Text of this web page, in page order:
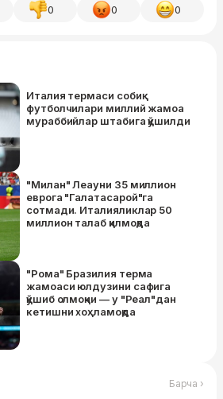
0 0 0
Италия термаси собиқ
футболчилари миллий жамоа
мураббийлар штабига қўшилди
"Милан" Леауни 35 миллион
еврога "Галатасарой"га
сотмади. Италияликлар 50
миллион талаб қилмоқда
"Рома" Бразилия терма
жамоаси юлдузини сафига
қўшиб олмоқчи — у "Реал"дан
кетишни хоҳламоқда
Барча ›